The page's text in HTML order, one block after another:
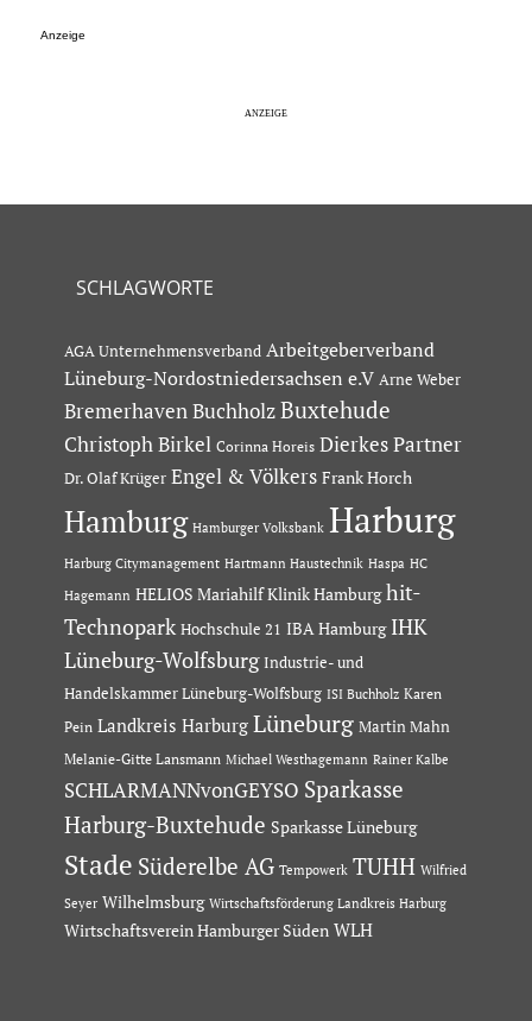
Anzeige
SCHLAGWORTE
AGA Unternehmensverband Arbeitgeberverband
Lüneburg-Nordostniedersachsen e.V Arne Weber
Bremerhaven Buchholz Buxtehude
Christoph Birkel Corinna Horeis Dierkes Partner
Dr. Olaf Krüger Engel & Völkers Frank Horch
Hamburg Hamburger Volksbank Harburg
Harburg Citymanagement Hartmann Haustechnik Haspa HC
Hagemann HELIOS Mariahilf Klinik Hamburg hit-
Technopark Hochschule 21 IBA Hamburg IHK
Lüneburg-Wolfsburg Industrie- und
Handelskammer Lüneburg-Wolfsburg ISI Buchholz Karen
Pein Landkreis Harburg Lüneburg Martin Mahn
Melanie-Gitte Lansmann Michael Westhagemann Rainer Kalbe
SCHLARMANNvonGEYSO Sparkasse
Harburg-Buxtehude Sparkasse Lüneburg
Stade Süderelbe AG Tempowerk TUHH Wilfried
Seyer Wilhelmsburg Wirtschaftsförderung Landkreis Harburg
Wirtschaftsverein Hamburger Süden WLH